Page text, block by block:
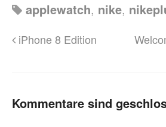
applewatch, nike,
iPhone 8 Edition
Kommentare sind